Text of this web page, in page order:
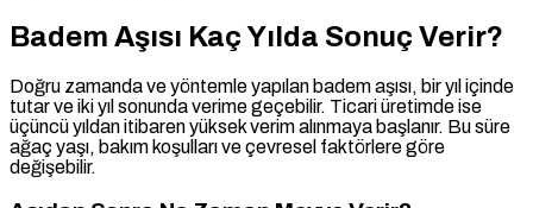
Badem Aşısı Kaç Yılda Sonuç Verir?
Doğru zamanda ve yöntemle yapılan badem aşısı, bir yıl içinde
tutar ve iki yıl sonunda verime geçebilir. Ticari üretimde ise
üçüncü yıldan itibaren yüksek verim alınmaya başlanır. Bu süre
ağaç yaşı, bakım koşulları ve çevresel faktörlere göre
değişebilir.